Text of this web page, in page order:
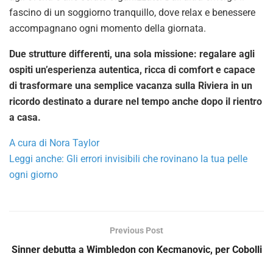
fascino di un soggiorno tranquillo, dove relax e benessere
accompagnano ogni momento della giornata.
Due strutture differenti, una sola missione: regalare agli
ospiti un’esperienza autentica, ricca di comfort e capace
di trasformare una semplice vacanza sulla Riviera in un
ricordo destinato a durare nel tempo anche dopo il rientro
a casa.
A cura di Nora Taylor
Leggi anche: Gli errori invisibili che rovinano la tua pelle
ogni giorno
Previous Post
Sinner debutta a Wimbledon con Kecmanovic, per Cobolli